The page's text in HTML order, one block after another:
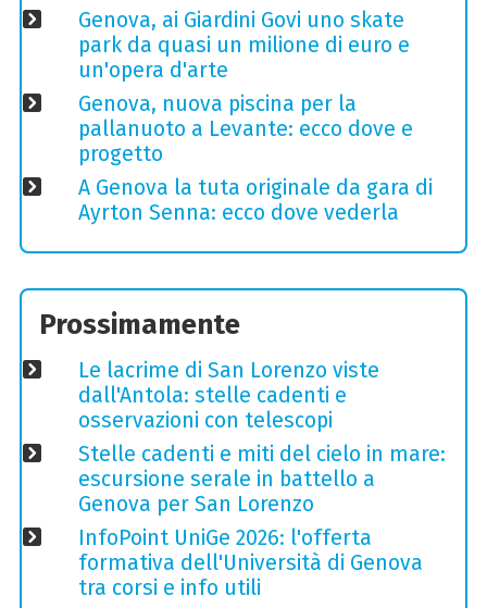
Genova, ai Giardini Govi uno skate
park da quasi un milione di euro e
un'opera d'arte
Genova, nuova piscina per la
pallanuoto a Levante: ecco dove e
progetto
A Genova la tuta originale da gara di
Ayrton Senna: ecco dove vederla
Prossimamente
Le lacrime di San Lorenzo viste
dall'Antola: stelle cadenti e
osservazioni con telescopi
Stelle cadenti e miti del cielo in mare:
escursione serale in battello a
Genova per San Lorenzo
InfoPoint UniGe 2026: l'offerta
formativa dell'Università di Genova
tra corsi e info utili